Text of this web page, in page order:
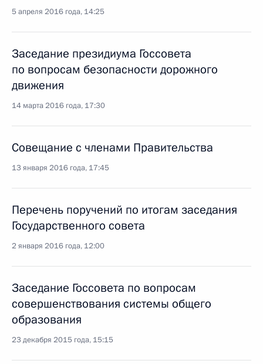
5 апреля 2016 года, 14:25
Заседание президиума Госсовета
по вопросам безопасности дорожного
движения
14 марта 2016 года, 17:30
Совещание с членами Правительства
13 января 2016 года, 17:45
Перечень поручений по итогам заседания
Государственного совета
2 января 2016 года, 12:00
Заседание Госсовета по вопросам
совершенствования системы общего
образования
23 декабря 2015 года, 15:15